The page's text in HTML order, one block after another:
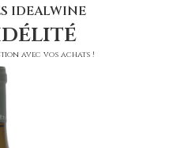
IDEALWINE
avec vos achats !